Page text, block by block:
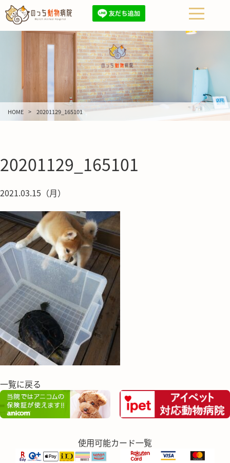
HOME 20201129_165101
20201129_165101
2021.03.15（月）
一覧に戻る
使用可能カード一覧